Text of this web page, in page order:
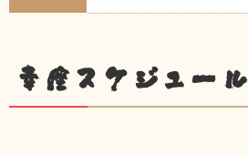
幸座スケジュール